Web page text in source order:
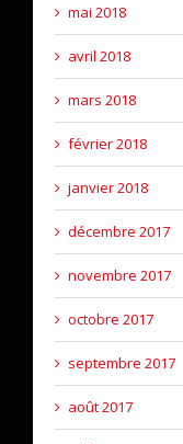
mai 2018
avril 2018
mars 2018
février 2018
janvier 2018
décembre 2017
novembre 2017
octobre 2017
septembre 2017
août 2017